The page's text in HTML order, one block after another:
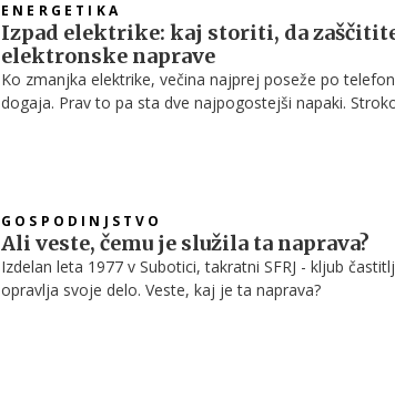
ENERGETIKA
Izpad elektrike: kaj storiti, da
elektronske naprave
Ko zmanjka elektrike, večina najprej poseže po
dogaja. Prav to pa sta dve najpogostejši napaki.
GOSPODINJSTVO
Ali veste, čemu je služila ta naprava?
Izdelan leta 1977 v Subotici, takratni SFRJ - kljub
opravlja svoje delo. Veste, kaj je ta naprava?